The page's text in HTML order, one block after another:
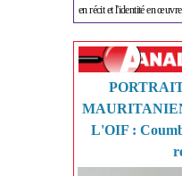
en récit et l'identité en
L'OIF :